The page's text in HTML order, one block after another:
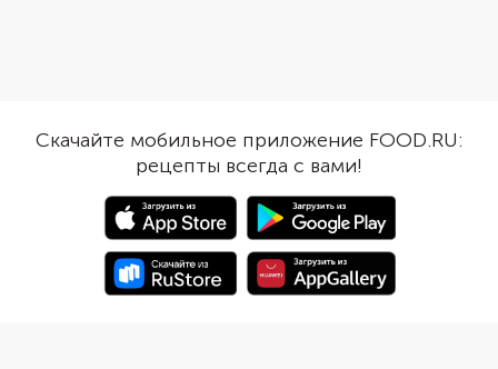
салатнике с высокими
бортиками, в хрустальной
вазочке, в которой будут
хорошо просматриваться слои
или просто на плоском
сервировочном блюде. А можно
разложить закуску в виде
браслета или по отдельным
поставляют сорт
зелено-коричневые
плоды с легкой
«Бруно» — красно-
киви с насыщенным
вкусом и ароматом,
терпкий киви со
коричневой кожурой
Скачайте мобильное приложение FOOD.RU:
рецепты всегда с вами!